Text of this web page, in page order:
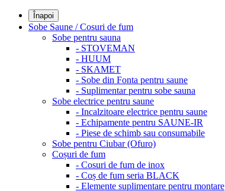
Înapoi
Sobe Saune / Cosuri de fum
Sobe pentru sauna
- STOVEMAN
- HUUM
- SKAMET
- Sobe din Fonta pentru saune
- Suplimentar pentru sobe sauna
Sobe electrice pentru saune
- Incalzitoare electrice pentru saune
- Echipamente pentru SAUNE-IR
- Piese de schimb sau consumabile
Sobe pentru Ciubar (Ofuro)
Coșuri de fum
- Cosuri de fum de inox
- Coș de fum seria BLACK
- Elemente suplimentare pentru montare